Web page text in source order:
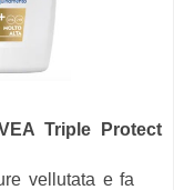
Triple Protect
vellutata e fa